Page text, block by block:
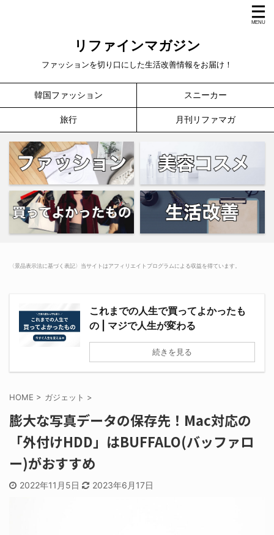
リファインマガジン
ファッションを切り口にした生活改善情報をお届け！
韓国ファッション スニーカー
旅行 月刊リファマガ
〈景品表示法に基づく表記〉当サイトはアフィリエイトプログラムによる収益を得ています。
これまでの人生で買ってよかったも
の | マジで人生が変わる
続きを見る
HOME > ガジェット >
膨大な写真データの保存先！Mac対応の
「外付けHDD」はBUFFALO(バッファロ
ー)がおすすめ
2022年11月5日 2023年6月17日